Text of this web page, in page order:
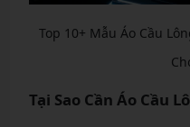
Top 10+ Mẫu Áo Cầu
Tại Sao Cần Áo Cầu